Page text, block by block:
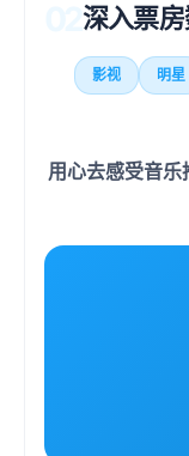
深入票
影视 明星
用心去感受音